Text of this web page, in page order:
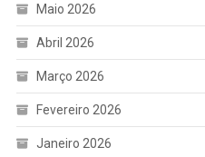
Maio 2026
Abril 2026
Março 2026
Fevereiro 2026
Janeiro 2026